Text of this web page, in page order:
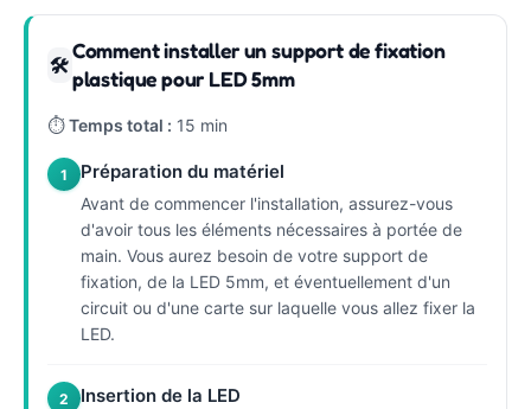
🛠
Comment installer un support de fixation
plastique pour LED 5mm
⏱Temps total : 15 min
1 Préparation du matériel
Avant de commencer l'installation, assurez-vous
d'avoir tous les éléments nécessaires à portée de
main. Vous aurez besoin de votre support de
fixation, de la LED 5mm, et éventuellement d'un
circuit ou d'une carte sur laquelle vous allez fixer la
LED.
2 Insertion de la LED